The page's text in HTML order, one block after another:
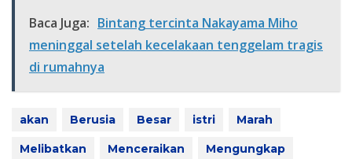
e
b
o
o
k
itt
er
at
s
A
p
p
ar
e
Baca Juga: Bintang tercinta Nakayama Miho
meninggal setelah kecelakaan tenggelam tragis
di rumahnya
akan Berusia Besar istri Marah
Melibatkan Menceraikan Mengungkap